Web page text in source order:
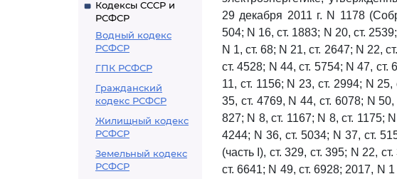
Кодексы СССР и
РСФСР
Водный кодекс
РСФСР
ГПК РСФСР
Гражданский
кодекс РСФСР
Жилищный кодекс
РСФСР
Земельный кодекс
РСФСР
29 декабря 2011 г. N 1178
504; N 16, ст. 1883; N 20, ст.
N 1, ст. 68; N 21, ст. 2647; N 22,
ст. 4528; N 44, ст. 5754; N 47, ст.
11, ст. 1156; N 23, ст. 2994; N
35, ст. 4769, N 44, ст. 6078; N
827; N 8, ст. 1167; N 8, ст. 1175;
4244; N 36, ст. 5034; N 37, ст.
(часть I), ст. 329, ст. 395; N 22,
ст. 6641; N 49, ст. 6928; 2017, N